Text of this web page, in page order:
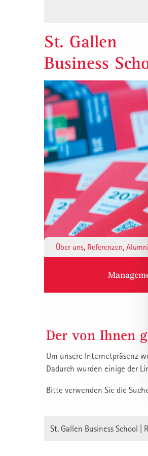
St. Gallen
Business
Über uns, Referenzen, Alumni
Der von Ihnen
Um unsere Internetpräsenz
Dadurch wurden einige der
Bitte verwenden Sie die
St. Gallen Business School |